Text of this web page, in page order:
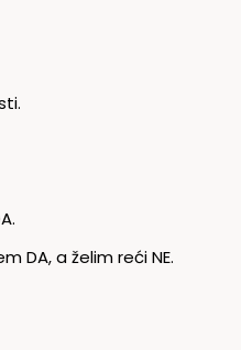
DA, a želim reći NE.